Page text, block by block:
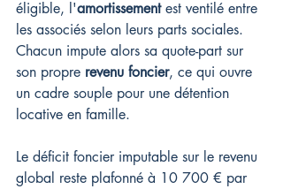
éligible, l'amortissement est ventilé entre
les associés selon leurs parts sociales.
Chacun impute alors sa quote-part sur
son propre revenu foncier, ce qui ouvre
un cadre souple pour une détention
locative en famille.
Le déficit foncier imputable sur le revenu
global reste plafonné à 10 700 € par